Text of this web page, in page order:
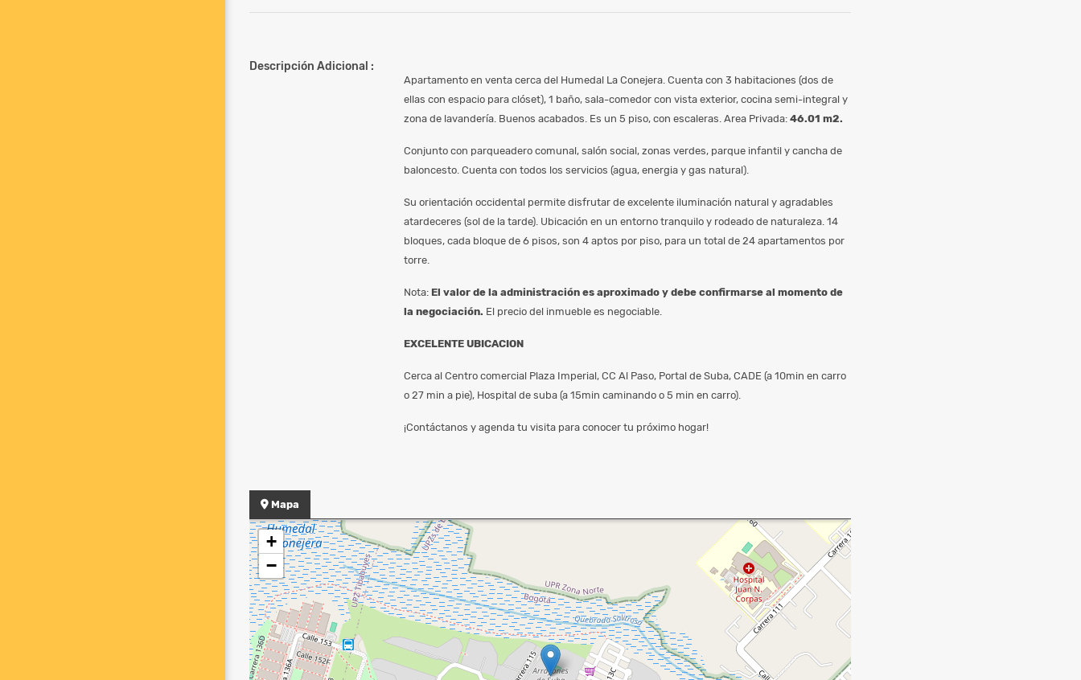
Descripción Adicional :
Apartamento en venta cerca del Humedal La Conejera. Cuenta con 3 habitaciones (dos de
ellas con espacio para clóset), 1 baño, sala-comedor con vista exterior, cocina semi-integral y
zona de lavandería. Buenos acabados. Es un 5 piso, con escaleras. Area Privada: 46.01 m2.
Conjunto con parqueadero comunal, salón social, zonas verdes, parque infantil y cancha de
baloncesto. Cuenta con todos los servicios (agua, energia y gas natural).
Su orientación occidental permite disfrutar de excelente iluminación natural y agradables
atardeceres (sol de la tarde). Ubicación en un entorno tranquilo y rodeado de naturaleza. 14
bloques, cada bloque de 6 pisos, son 4 aptos por piso, para un total de 24 apartamentos por
torre.
Nota: El valor de la administración es aproximado y debe confirmarse al momento de
la negociación. El precio del inmueble es negociable.
EXCELENTE UBICACION
Cerca al Centro comercial Plaza Imperial, CC Al Paso, Portal de Suba, CADE (a 10min en carro
o 27 min a pie), Hospital de suba (a 15min caminando o 5 min en carro).
¡Contáctanos y agenda tu visita para conocer tu próximo hogar!
Mapa
+
−